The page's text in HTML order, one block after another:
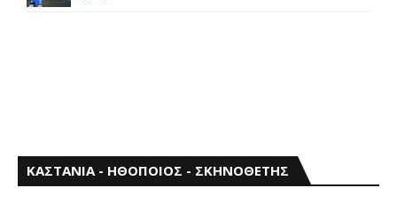
ΚΑΣΤΑΝΙΑ - ΗΘΟΠΟΙΟΣ - ΣΚΗΝΟΘΕΤΗΣ